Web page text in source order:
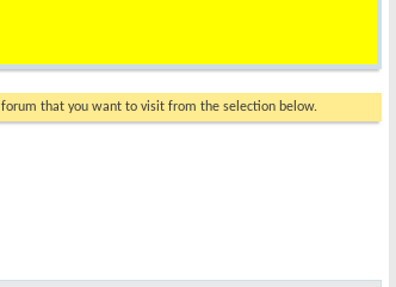
that you want to visit from the selection below.